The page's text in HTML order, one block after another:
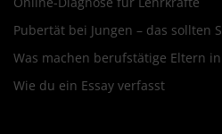
Pubertät bei Jungen – das sollten
Was machen berufstätige Eltern
Wie du ein Essay verfasst